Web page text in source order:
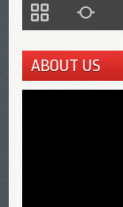
ABOUT US